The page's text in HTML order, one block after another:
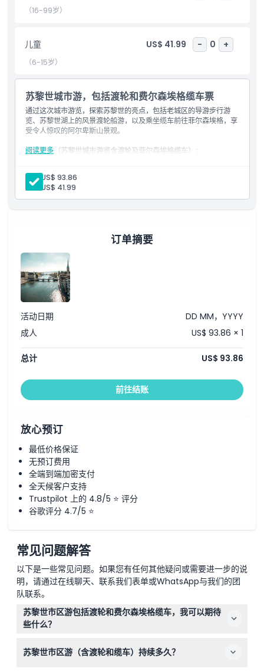
需要了解的事项
位置
取消政策
（16-99岁）
儿童 US$ 41.99 - 0 +
（6-15岁）
苏黎世城市游，包括渡轮和费尔森埃格缆车票
通过这次城市游览，探索苏黎世的亮点，包括老城区的导游步行游
览、苏黎世湖上的风景渡轮船游，以及乘坐缆车前往菲尔森埃格，享
受令人惊叹的阿尔卑斯山景观。
行程安排（苏黎世城市游览含渡轮及菲尔森埃格缆车）：
站（苏黎世 HB）
下午1:00 旅程开始
乘坐风景巴士经过瑞士国家博物馆、班霍夫大街购物街和苏黎世金融
区
参加导游带领的苏黎世老城区步行游，参观圣彼得教堂、大教堂
（Grossmünster）和女性修道院教堂（Fraumünster）
沿风景如画的黄金海岸前往梅伦
乘坐宁静的渡轮穿越苏黎世湖至阿德利斯维尔
乘坐空中缆车登上菲尔森埃格，饱览苏黎世、湖泊及远处阿尔卑斯山
的全景
在周围的森林中尽享宁静与清新的山间空气
下午5:00
注意：行程可能会根据天气或交通状况有所变动。
阅读更多
成人: US$ 93.86
儿童:
US$ 41.99
订单摘要
活动日期
DD MM，YYYY
成人
US$ 93.86 × 1
总计 US$ 93.86
前往结账
放心预订
最低价格保证
无预订费用
全端到端加密支付
全天候客户支持
Trustpilot 上的 4.8/5 ⭐ 评分
谷歌评分 4.7/5 ⭐
常见问题解答
以下是一些常见问题。如果您有任何其他疑问或需要进一步的说
明，请通过在线聊天、联系我们表单或WhatsApp与我们的团
队联系。
苏黎世市区游包括渡轮和费尔森埃格缆车，我可以期待
些什么？
轮游、老城区的散步，以及乘坐缆车前往费尔森埃格观景
苏黎世市区游（含渡轮和缆车）持续多久？